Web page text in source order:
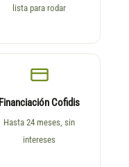
lista para rodar
Financiación Cofidis
Hasta 24 meses, sin
intereses